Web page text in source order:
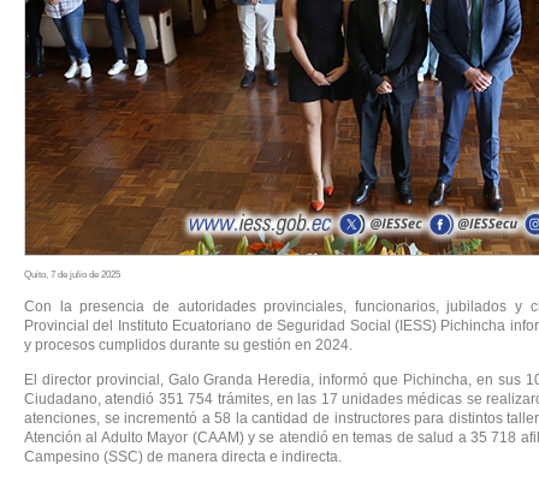
Quito, 7 de julio de 2025
Con la presencia de autoridades provinciales, funcionarios, jubilados y
Provincial del Instituto Ecuatoriano de Seguridad Social (IESS) Pichincha
y procesos cumplidos durante su gestión en 2024.
El director provincial, Galo Granda Heredia, informó que Pichincha, en sus
Ciudadano, atendió 351 754 trámites, en las 17 unidades médicas se
atenciones, se incrementó a 58 la cantidad de instructores para distintos
Atención al Adulto Mayor (CAAM) y se atendió en temas de salud a 35 718
Campesino (SSC) de manera directa e indirecta.